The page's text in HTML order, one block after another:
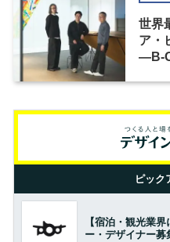
世界
ア・
―B-
ピック
【宿泊・観光業
ー・デザイナー募